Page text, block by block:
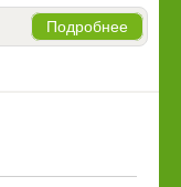
Подробнее